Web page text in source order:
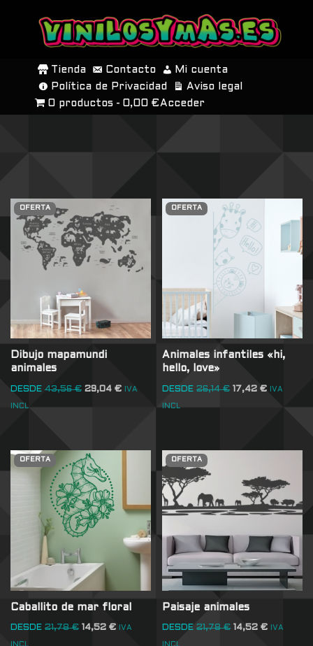
SALTAR
CONTENIDO
Tienda Contacto
Mi cuenta
Política de Privacidad
Aviso legal
0 productos
0,00 € Acceder
OFERTA
Dibujo mapamundi
animales
DESDE 43,56€ 29,04 € IVA
INCL
OFERTA
Animales infantiles «hi,
hello, love»
DESDE 26,14€ 17,42€ IVA
INCL
OFERTA
Caballito de mar floral
DESDE 21,78€ 14,52 € IVA
OFERTA
Paisaje animales
DESDE 21,78€ 14,52€ IVA